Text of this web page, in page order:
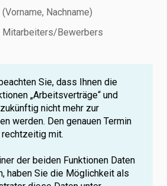
Nachname)
Mitarbeiters/Bewerbers
Sie, dass Ihnen die
„Arbeitsverträge“ und
nicht mehr zur
werden. Den genauen Termin
mit.
der beiden Funktionen Daten
haben Sie die Möglichkeit als